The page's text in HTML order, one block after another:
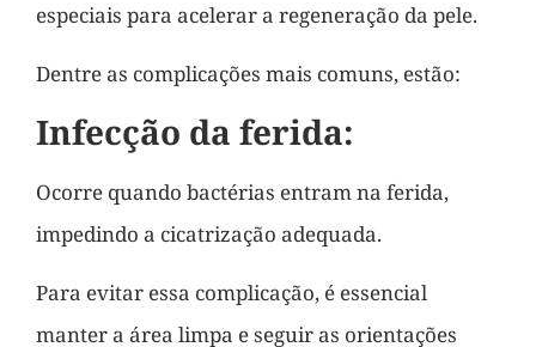
especiais para acelerar a regeneração da pele.
Dentre as complicações mais comuns, estão:
Infecção da ferida:
Ocorre quando bactérias entram na ferida,
impedindo a cicatrização adequada.
Para evitar essa complicação, é essencial
manter a área limpa e seguir as orientações